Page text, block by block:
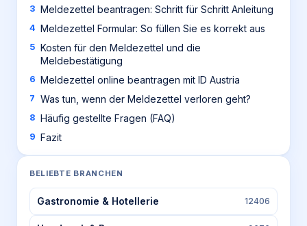
Meldezettel beantragen: Schritt für Schritt Anleitung
Meldezettel Formular: So füllen Sie es korrekt aus
Kosten für den Meldezettel und die
Meldebestätigung
Meldezettel online beantragen mit ID Austria
Was tun, wenn der Meldezettel verloren geht?
Häufig gestellte Fragen (FAQ)
Fazit
BELIEBTE BRANCHEN
Gastronomie & Hotellerie 12406